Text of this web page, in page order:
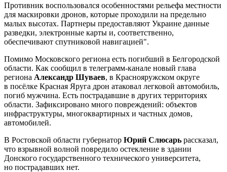
Противник воспользовался особенностями рельефа местности
для маскировки дронов, которые проходили на предельно
малых высотах. Партнеры предоставляют Украине данные
разведки, электронные карты и, соответственно,
обеспечивают спутниковой навигацией".
Помимо Московского региона есть погибший в Белгородской
области. Как сообщил в телеграмм-канале новый глава
региона Александр Шуваев, в Краснояружском округе
в посёлке Красная Яруга дрон атаковал легковой автомобиль,
погиб мужчина. Есть пострадавшие в других территориях
области. Зафиксировано много повреждений: объектов
инфраструктуры, многоквартирных и частных домов,
автомобилей.
В Ростовской области губернатор Юрий Слюсарь рассказал,
что взрывной волной повредило остекление в здании
Донского государственного технического университета,
но пострадавших нет.